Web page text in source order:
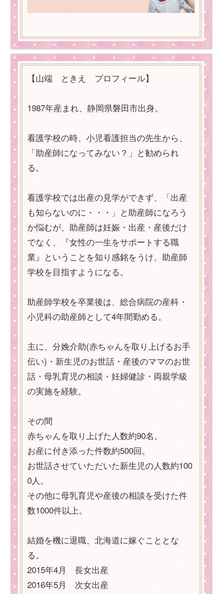
【山端 ときえ プロフィール】
1987年産まれ、静岡県磐田市出身。
看護学校の時、小児看護担当の先生から、
「助産師になってみない？」と勧められ
る。
看護学校では出産の見学ができず、「出産
も知らないのに・・・」と助産師になろう
か悩むが、助産師は妊娠・出産・産後だけ
でなく、『女性の一生をサポートする職
業』ということを知り感銘をうけ、助産師
学校を目指すようになる。
助産師学校を卒業後は、総合病院の産科・
小児科の助産師として4年間勤める。
主に、分娩介助(赤ちゃんを取り上げるお手
伝い)・新生児のお世話・産後のママのお世
話・母乳育児の相談・妊婦健診・両親学級
の実施を経験。
その間
赤ちゃんを取り上げた人数約90名。
お産に付き添った件数約500回。
お世話させていただいた新生児の人数約100
0人。
その他に母乳育児や産後の相談を受けた件
数1000件以上。
結婚を機に退職、北海道に嫁ぐこととな
る。
2015年4月 長女出産
2016年5月 次女出産